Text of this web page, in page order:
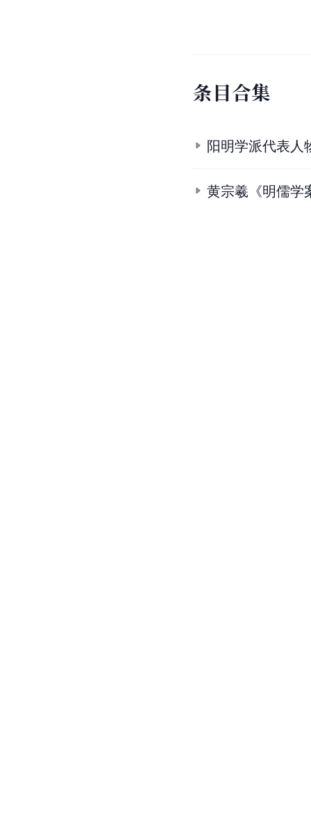
条目合集
阳明学派代表人
黄宗羲《明儒学